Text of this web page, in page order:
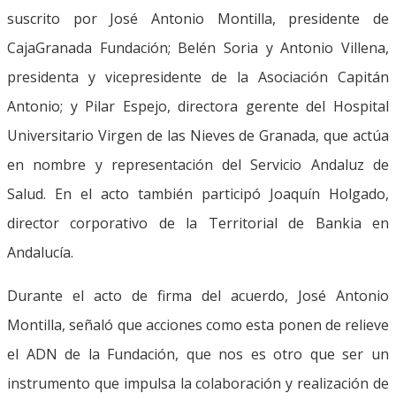
suscrito por José Antonio Montilla, presidente de
CajaGranada Fundación; Belén Soria y Antonio Villena,
presidenta y vicepresidente de la Asociación Capitán
Antonio; y Pilar Espejo, directora gerente del Hospital
Universitario Virgen de las Nieves de Granada, que actúa
en nombre y representación del Servicio Andaluz de
Salud. En el acto también participó Joaquín Holgado,
director corporativo de la Territorial de Bankia en
Andalucía.
Durante el acto de firma del acuerdo, José Antonio
Montilla, señaló que acciones como esta ponen de relieve
el ADN de la Fundación, que nos es otro que ser un
instrumento que impulsa la colaboración y realización de